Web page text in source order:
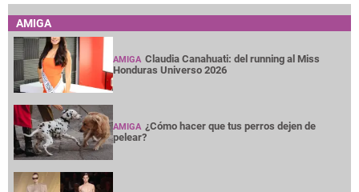
AMIGA
AMIGA Claudia Canahuati: del running al Miss
Honduras Universo 2026
AMIGA ¿Cómo hacer que tus perros dejen de
pelear?